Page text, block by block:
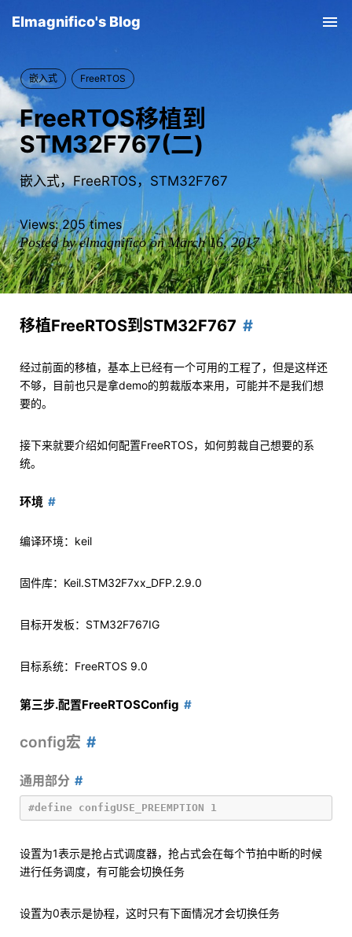
Elmagnifico's Blog
嵌入式 FreeRTOS
FreeRTOS移植到
STM32F767(二)
嵌入式，FreeRTOS，STM32F767
Views:205times
Posted by elmagnifico on March 16, 2017
移植FreeRTOS到STM32F767
经过前面的移植，基本上已经有一个可用的工程了，但是这样还
不够，目前也只是拿demo的剪裁版本来用，可能并不是我们想
要的。
接下来就要介绍如何配置FreeRTOS，如何剪裁自己想要的系
统。
环境
编译环境：keil
固件库：Keil.STM32F7xx_DFP.2.9.0
目标开发板：STM32F767IG
目标系统：FreeRTOS 9.0
第三步.配置FreeRTOSConfig
config宏
通用部分
设置为1表示是抢占式调度器，抢占式会在每个节拍中断的时候
进行任务调度，有可能会切换任务
设置为0表示是协程，这时只有下面情况才会切换任务